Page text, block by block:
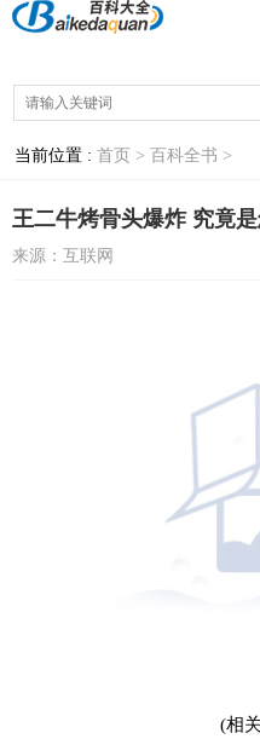
当前位置 : 首页 > 百科全书 >
王二牛烤骨头爆炸 究竟
来源：互联网
(相